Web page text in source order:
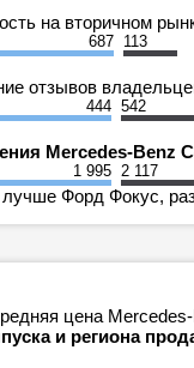
на вторичном
687 113
отзывов
444 542
Mercedes-Benz
1 995 2 117
Форд Фокус,
цена
и региона